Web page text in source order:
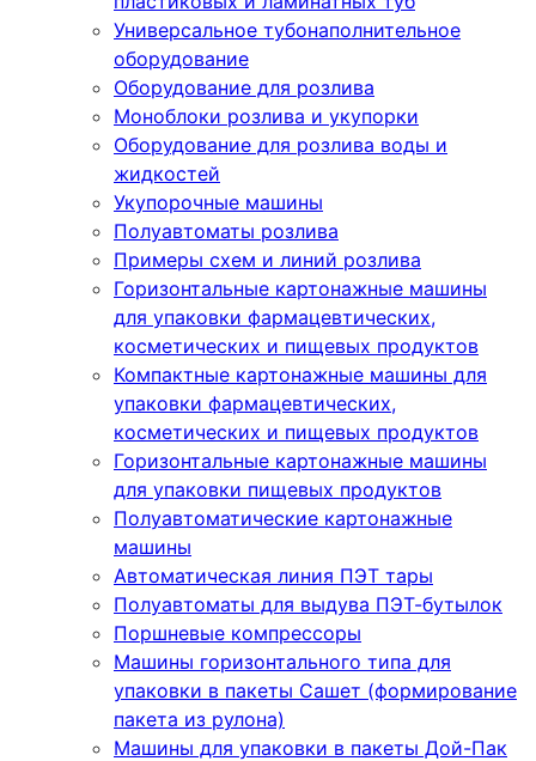
Универсальное тубонаполнительное
оборудование
Оборудование для розлива
Моноблоки розлива и укупорки
Оборудование для розлива воды и
жидкостей
Укупорочные машины
Полуавтоматы розлива
Примеры схем и линий розлива
Горизонтальные картонажные машины
для упаковки фармацевтических,
косметических и пищевых продуктов
Компактные картонажные машины для
упаковки фармацевтических,
косметических и пищевых продуктов
Горизонтальные картонажные машины
для упаковки пищевых продуктов
Полуавтоматические картонажные
машины
Автоматическая линия ПЭТ тары
Полуавтоматы для выдува ПЭТ-бутылок
Поршневые компрессоры
Машины горизонтального типа для
упаковки в пакеты Сашет (формирование
пакета из рулона)
Машины для упаковки в пакеты Дой-Пак